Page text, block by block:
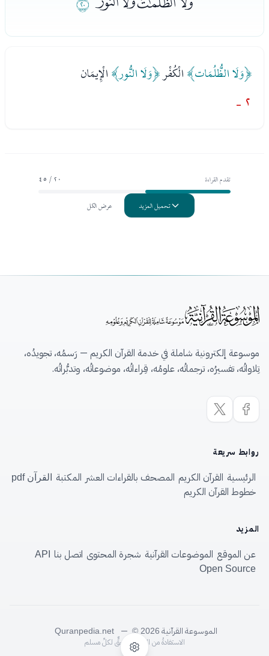
﴿وَلَا الظُّلُمَات﴾الْكُفْر ﴿وَلَا النُّور﴾الْإِيمَان
٢ -
تقدم القراءة
20 / 45
تحميل المزيد
عرض الكل
موسوعة إلكترونية شاملة في خدمة القرآن الكريم — رَسمُه، تجويدُه،
تِلاواتُه، تفسيرُه، ترجماتُه، علومُه، قِراءاتُه، موضوعاتُه، وتدبُّراتُه.
روابط سريعة
الرئيسية القرآن الكريم المصحف بالقراءات العشر المكتبة القرآن pdf
خطوط القرآن الكريم
المزيد
عن الموقع الموضوعات القرآنية شجرة المحتوى اتصل بنا
API
Open Source
الموسوعة القرآنية Quranpedia.net — © 2026
الاستفادةُ من الموسوعةِ حقٌّ لكلِّ مسلم